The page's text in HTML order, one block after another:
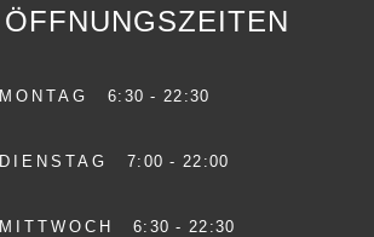
ÖFFNUNGSZEITEN
MONTAG 6:30 - 22:30
DIENSTAG 7:00 - 22:00
MITTWOCH 6:30 - 22:30